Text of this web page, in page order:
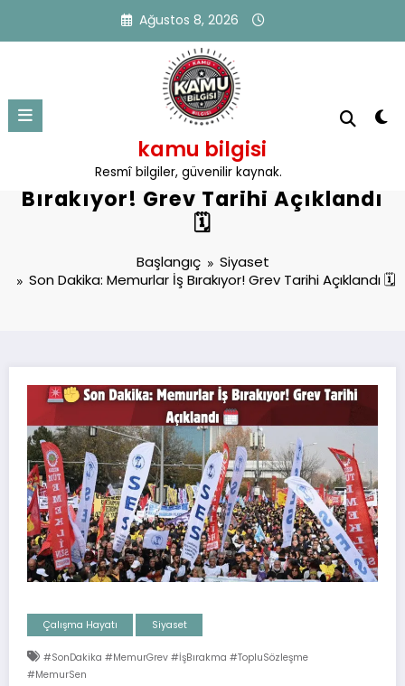
Ağustos 8, 2026
kamu bilgisi
Resmî bilgiler, güvenilir kaynak.
Son Dakika: Memurlar İş
Bırakıyor! Grev Tarihi Açıklandı
🗓️
Başlangıç
Siyaset
Son Dakika: Memurlar İş Bırakıyor! Grev Tarihi Açıklandı 🗓️
Çalışma Hayatı Siyaset
#SonDakika #MemurGrev #İşBırakma #TopluSözleşme
#MemurSen